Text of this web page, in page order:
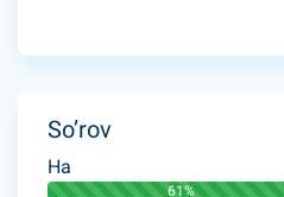
So’rov
Ha
61%